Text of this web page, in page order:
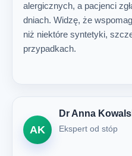
alergicznych, a pacjenci
dniach. Widzę, że
niż niektóre syntetyki,
przypadkach.
AK
Dr Anna
Ekspert od stóp